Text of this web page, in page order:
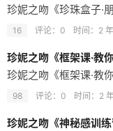
珍妮之吻《珍珠盒子·
16 评论：0 时间： 2
珍妮之吻《框架课·教
珍妮之吻《框架课·教
98 评论：0 时间： 2
珍妮之吻《神秘感训练